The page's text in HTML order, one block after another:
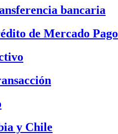
bancaria
de Mercado Pago
y Chile